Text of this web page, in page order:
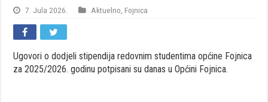
7. Jula 2026. Aktuelno Fojnica
Ugovori o dodjeli stipendija redovnim studentima općine Fojnica
za 2025/2026. godinu potpisani su danas u Općini Fojnica.